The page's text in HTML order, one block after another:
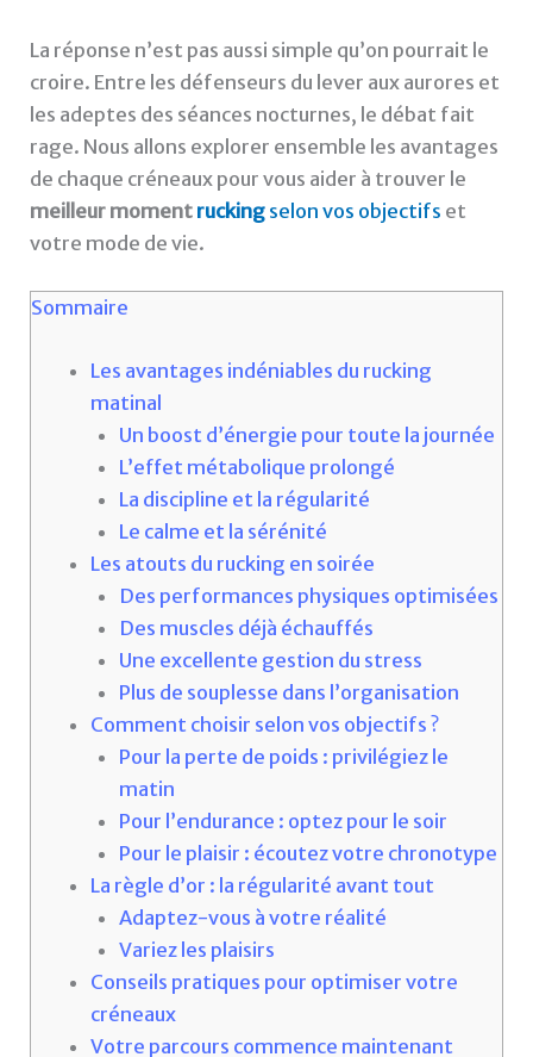
La réponse n’est pas aussi simple qu’on pourrait le
croire. Entre les défenseurs du lever aux aurores et
les adeptes des séances nocturnes, le débat fait
rage. Nous allons explorer ensemble les avantages
de chaque créneaux pour vous aider à trouver le
meilleur moment rucking selon vos objectifs et
votre mode de vie.
Sommaire
Les avantages indéniables du rucking
matinal
Un boost d’énergie pour toute la journée
L’effet métabolique prolongé
La discipline et la régularité
Le calme et la sérénité
Les atouts du rucking en soirée
Des performances physiques optimisées
Des muscles déjà échauffés
Une excellente gestion du stress
Plus de souplesse dans l’organisation
Comment choisir selon vos objectifs ?
Pour la perte de poids : privilégiez le
matin
Pour l’endurance : optez pour le soir
Pour le plaisir : écoutez votre chronotype
La règle d’or : la régularité avant tout
Adaptez-vous à votre réalité
Variez les plaisirs
Conseils pratiques pour optimiser votre
créneaux
Votre parcours commence maintenant